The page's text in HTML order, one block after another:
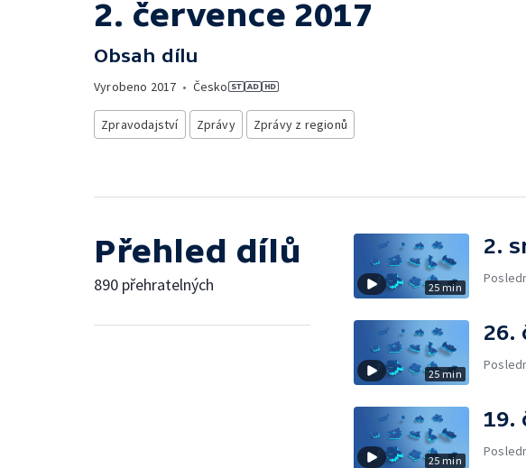
2. července 2017
Obsah dílu
Vyrobeno 2017 • Česko
Zpravodajství Zprávy Zprávy z regionů
Přehled dílů
890 přehratelných 25 min
2.
25 min
26.
25 min
19.